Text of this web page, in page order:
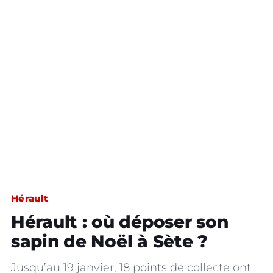
Hérault
Hérault : où déposer son
sapin de Noël à Sète ?
Jusqu’au 19 janvier, 18 points de collecte ont